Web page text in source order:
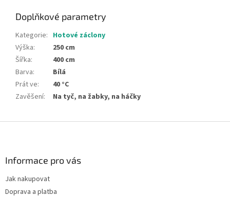
Doplňkové parametry
Kategorie: Hotové záclony
Výška:
250 cm
Šířka:
400 cm
Barva:
Bílá
Prát ve:
40 °C
Zavěšení: Na tyč, na žabky, na háčky
Informace pro vás
Jak nakupovat
Doprava a platba